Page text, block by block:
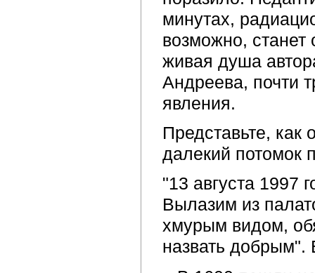
минутах,
возможно, станет
живая душа
Андреева, почти
явления.
Представьте,
далекий потомок
"13 августа 1997
Вылазим из
хмурым видом,
назвать добрым".